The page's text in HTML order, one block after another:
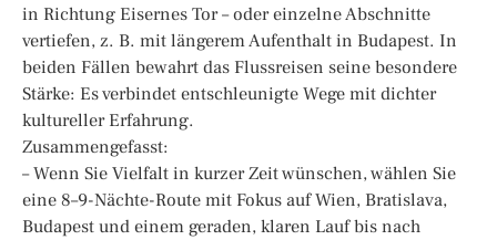
in Richtung Eisernes Tor – oder einzelne Abschnitte
vertiefen, z. B. mit längerem Aufenthalt in Budapest. In
beiden Fällen bewahrt das Flussreisen seine besondere
Stärke: Es verbindet entschleunigte Wege mit dichter
kultureller Erfahrung.
Zusammengefasst:
– Wenn Sie Vielfalt in kurzer Zeit wünschen, wählen Sie
eine 8–9-Nächte-Route mit Fokus auf Wien, Bratislava,
Budapest und einem geraden, klaren Lauf bis nach